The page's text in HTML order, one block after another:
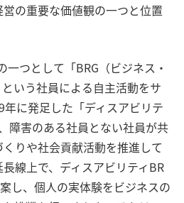
の重要な価値観の一つと位置
つとして「BRG（ビジネス・
いう社員による自主活動をサ
に発足した「ディスアビリテ
障害のある社員とない社員が共
りや社会貢献活動を推進して
線上で、ディスアビリティBR
し、個人の実体験をビジネスの